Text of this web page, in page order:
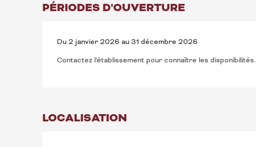
PÉRIODES D'OUVERTURE
Du 2 janvier 2026 au 31 décembre 2026
Contactez l'établissement pour connaître les disponibilités.
LOCALISATION